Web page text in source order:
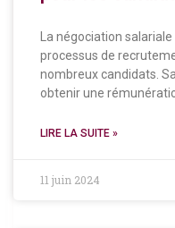
La négociation
processus de
nombreux candidats.
obtenir une
LIRE LA SUITE »
11 juin 2024